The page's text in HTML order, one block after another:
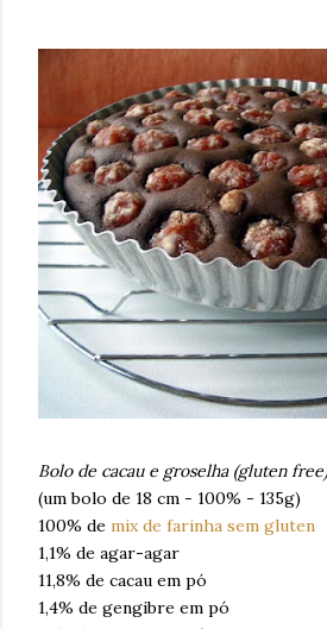
Bolo de cacau e groselha (gluten
(um bolo de 18 cm - 100% - 135g)
100% de mix de farinha sem gluten
1,1% de agar-agar
11,8% de cacau em pó
1,4% de gengibre em pó